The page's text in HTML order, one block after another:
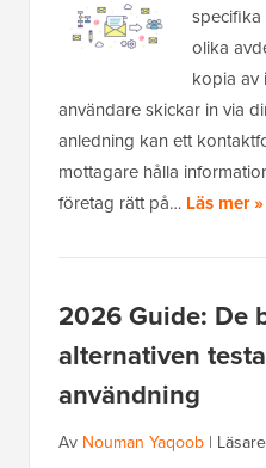
specifika
olika
kopia av
användare skickar in via
anledning kan ett
mottagare hålla
företag rätt på… Läs mer »
2026 Guide: De
alternativen
användning
Av Nouman Yaqoob |